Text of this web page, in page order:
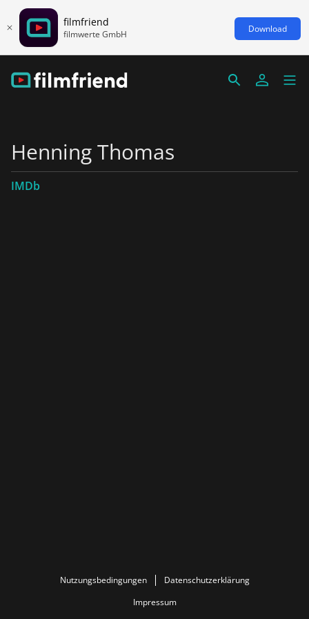
filmfriend
filmwerte GmbH Download
Henning Thomas
IMDb
Nutzungsbedingungen
Datenschutzerklärung
Impressum